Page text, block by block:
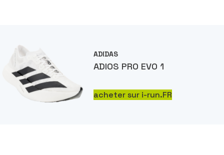
ADIDAS
ADIOS PRO EVO 1
acheter sur i-run.FR